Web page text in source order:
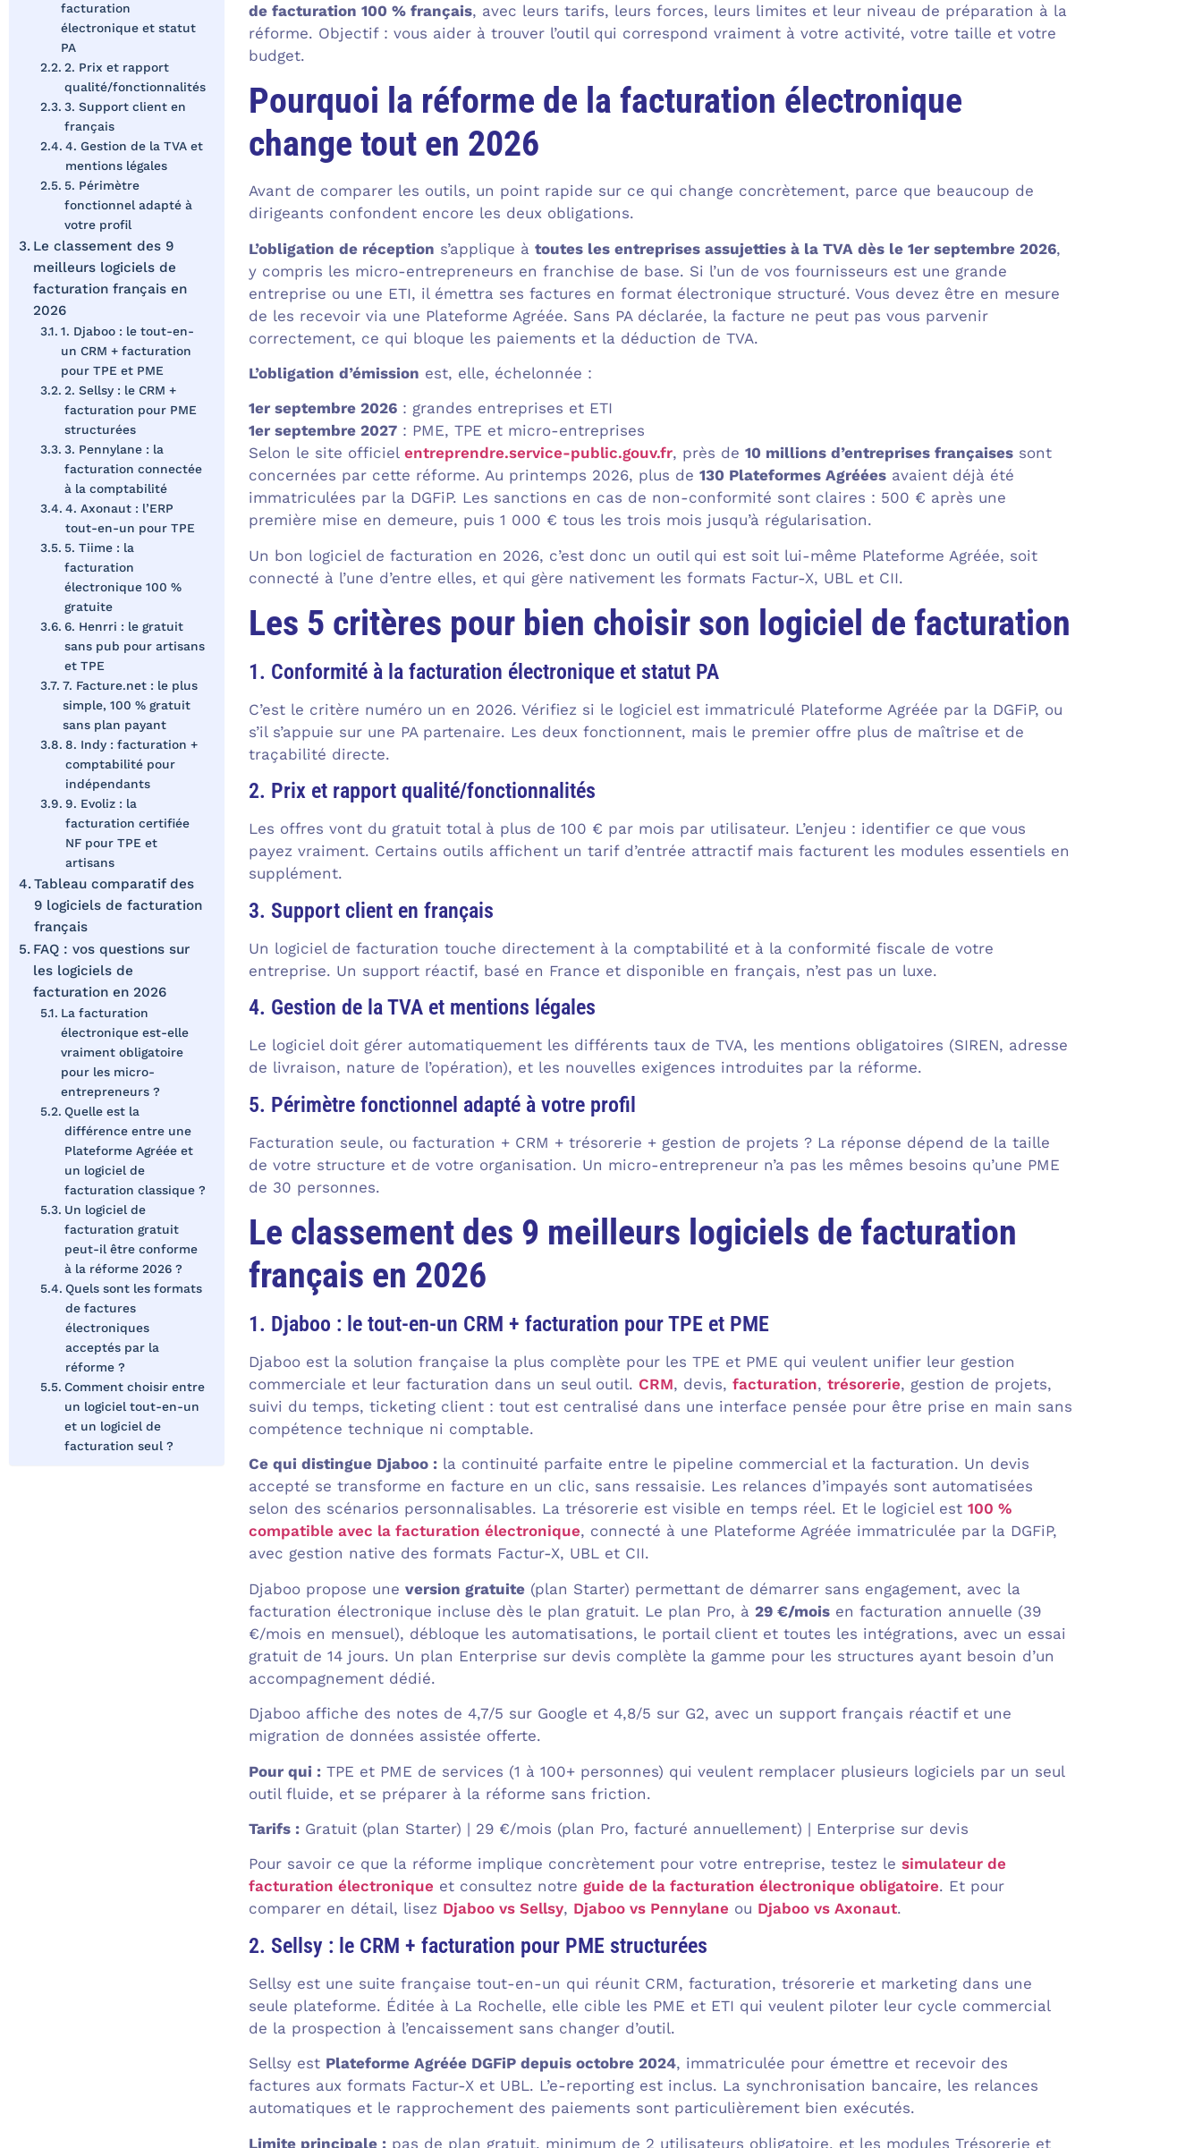
de facturation 100 % français, avec leurs tarifs, leurs forces, leurs limites et leur niveau de préparation à la
réforme. Objectif : vous aider à trouver l’outil qui correspond vraiment à votre activité, votre taille et votre
budget.
Pourquoi la réforme de la facturation électronique
change tout en 2026
Avant de comparer les outils, un point rapide sur ce qui change concrètement, parce que beaucoup de
dirigeants confondent encore les deux obligations.
L’obligation de réception s’applique à toutes les entreprises assujetties à la TVA dès le 1er septembre 2026,
y compris les micro-entrepreneurs en franchise de base. Si l’un de vos fournisseurs est une grande
entreprise ou une ETI, il émettra ses factures en format électronique structuré. Vous devez être en mesure
de les recevoir via une Plateforme Agréée. Sans PA déclarée, la facture ne peut pas vous parvenir
correctement, ce qui bloque les paiements et la déduction de TVA.
L’obligation d’émission est, elle, échelonnée :
1er septembre 2026: grandes entreprises et ETI
1er septembre 2027: PME, TPE et micro-entreprises
Selon le site officiel entreprendre.service-public.gouv.fr, près de 10 millions d’entreprises françaisessont
concernées par cette réforme. Au printemps 2026, plus de 130 Plateformes Agrééesavaient déjà été
immatriculées par la DGFiP. Les sanctions en cas de non-conformité sont claires : 500 € après une
première mise en demeure, puis 1 000 € tous les trois mois jusqu’à régularisation.
Un bon logiciel de facturation en 2026, c’est donc un outil qui est soit lui-même Plateforme Agréée, soit
connecté à l’une d’entre elles, et qui gère nativement les formats Factur-X, UBL et CII.
Les 5 critères pour bien choisir son logiciel de facturation
1. Conformité à la facturation électronique et statut PA
C’est le critère numéro un en 2026. Vérifiez si le logiciel est immatriculé Plateforme Agréée par la DGFiP, ou
s’il s’appuie sur une PA partenaire. Les deux fonctionnent, mais le premier offre plus de maîtrise et de
traçabilité directe.
2. Prix et rapport qualité/fonctionnalités
Les offres vont du gratuit total à plus de 100 € par mois par utilisateur. L’enjeu : identifier ce que vous
payez vraiment. Certains outils affichent un tarif d’entrée attractif mais facturent les modules essentiels en
supplément.
3. Support client en français
Un logiciel de facturation touche directement à la comptabilité et à la conformité fiscale de votre
entreprise. Un support réactif, basé en France et disponible en français, n’est pas un luxe.
4. Gestion de la TVA et mentions légales
Le logiciel doit gérer automatiquement les différents taux de TVA, les mentions obligatoires (SIREN, adresse
de livraison, nature de l’opération), et les nouvelles exigences introduites par la réforme.
5. Périmètre fonctionnel adapté à votre profil
Facturation seule, ou facturation + CRM + trésorerie + gestion de projets ? La réponse dépend de la taille
de votre structure et de votre organisation. Un micro-entrepreneur n’a pas les mêmes besoins qu’une PME
de 30 personnes.
Le classement des 9 meilleurs logiciels de facturation
français en 2026
1. Djaboo : le tout-en-un CRM + facturation pour TPE et PME
Djaboo est la solution française la plus complète pour les TPE et PME qui veulent unifier leur gestion
commerciale et leur facturation dans un seul outil. CRM, devis, facturation, trésorerie, gestion de projets,
suivi du temps, ticketing client : tout est centralisé dans une interface pensée pour être prise en main sans
compétence technique ni comptable.
Ce qui distingue Djaboo :la continuité parfaite entre le pipeline commercial et la facturation. Un devis
accepté se transforme en facture en un clic, sans ressaisie. Les relances d’impayés sont automatisées
selon des scénarios personnalisables. La trésorerie est visible en temps réel. Et le logiciel est 100 %
compatible avec la facturation électronique, connecté à une Plateforme Agréée immatriculée par la DGFiP,
avec gestion native des formats Factur-X, UBL et CII.
Djaboo propose une version gratuite(plan Starter) permettant de démarrer sans engagement, avec la
facturation électronique incluse dès le plan gratuit. Le plan Pro, à 29 €/moisen facturation annuelle (39
€/mois en mensuel), débloque les automatisations, le portail client et toutes les intégrations, avec un essai
gratuit de 14 jours. Un plan Enterprise sur devis complète la gamme pour les structures ayant besoin d’un
accompagnement dédié.
Djaboo affiche des notes de 4,7/5 sur Google et 4,8/5 sur G2, avec un support français réactif et une
migration de données assistée offerte.
Pour qui :TPE et PME de services (1 à 100+ personnes) qui veulent remplacer plusieurs logiciels par un seul
outil fluide, et se préparer à la réforme sans friction.
Tarifs :Gratuit (plan Starter) | 29 €/mois (plan Pro, facturé annuellement) | Enterprise sur devis
Pour savoir ce que la réforme implique concrètement pour votre entreprise, testez le simulateur de
facturation électronique et consultez notre guide de la facturation électronique obligatoire. Et pour
comparer en détail, lisez Djaboo vs Sellsy, Djaboo vs Pennylane ou Djaboo vs Axonaut.
2. Sellsy : le CRM + facturation pour PME structurées
Sellsy est une suite française tout-en-un qui réunit CRM, facturation, trésorerie et marketing dans une
seule plateforme. Éditée à La Rochelle, elle cible les PME et ETI qui veulent piloter leur cycle commercial
de la prospection à l’encaissement sans changer d’outil.
Sellsy est Plateforme Agréée DGFiP depuis octobre 2024, immatriculée pour émettre et recevoir des
factures aux formats Factur-X et UBL. L’e-reporting est inclus. La synchronisation bancaire, les relances
automatiques et le rapprochement des paiements sont particulièrement bien exécutés.
Limite principale :pas de plan gratuit, minimum de 2 utilisateurs obligatoire, et les modules Trésorerie et
facturation
électronique et statut
PA
2. Prix et rapport
qualité/fonctionnalités
3. Support client en
français
4. Gestion de la TVA et
mentions légales
5. Périmètre
fonctionnel adapté à
votre profil
Le classement des 9
meilleurs logiciels de
facturation français en
2026
1. Djaboo : le tout-en-
un CRM + facturation
pour TPE et PME
2. Sellsy : le CRM +
facturation pour PME
structurées
3. Pennylane : la
facturation connectée
à la comptabilité
4. Axonaut : l’ERP
tout-en-un pour TPE
5. Tiime : la
facturation
électronique 100 %
gratuite
6. Henrri : le gratuit
sans pub pour artisans
et TPE
7. Facture.net : le plus
simple, 100 % gratuit
sans plan payant
8. Indy : facturation +
comptabilité pour
indépendants
9. Evoliz : la
facturation certifiée
NF pour TPE et
artisans
Tableau comparatif des
9 logiciels de facturation
français
FAQ : vos questions sur
les logiciels de
facturation en 2026
La facturation
électronique est-elle
vraiment obligatoire
pour les micro-
entrepreneurs ?
Quelle est la
différence entre une
Plateforme Agréée et
un logiciel de
facturation classique ?
Un logiciel de
facturation gratuit
peut-il être conforme
à la réforme 2026 ?
Quels sont les formats
de factures
électroniques
acceptés par la
réforme ?
Comment choisir entre
un logiciel tout-en-un
et un logiciel de
facturation seul ?